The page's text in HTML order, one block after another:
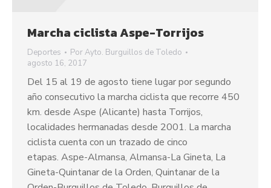
Marcha ciclista Aspe-Torrijos
Deportes PorAyto. Burguillos de Toledo
agosto 16, 2017
Del 15 al 19 de agosto tiene lugar por segundo
año consecutivo la marcha ciclista que recorre 450
km. desde Aspe (Alicante) hasta Torrijos,
localidades hermanadas desde 2001. La marcha
ciclista cuenta con un trazado de cinco
etapas. Aspe-Almansa, Almansa-La Gineta, La
Gineta-Quintanar de la Orden, Quintanar de la